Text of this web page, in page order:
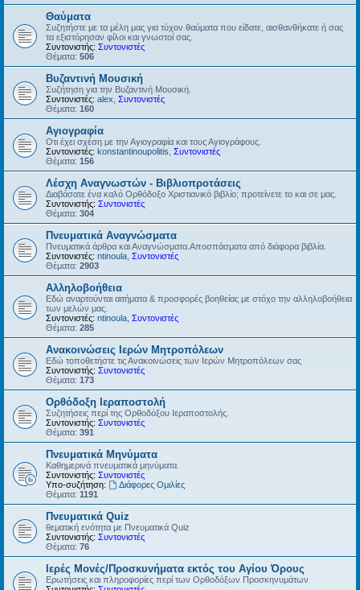
Θαύματα
Συζητήστε με τα μέλη μας για τύχον θαύματα που είδατε, αισθανθήκατε ή σας
τα εξιστόρησαν φίλοι και γνωστοί σας.
Συντονιστής: Συντονιστές
Θέματα: 506
Βυζαντινή Μουσική
Συζήτηση για την Βυζαντινή Μουσική.
Συντονιστές: alex Συντονιστές
Θέματα: 160
Αγιογραφία
Οτι έχει σχέση με την Αγιογραφία και τους Αγιογράφους.
Συντονιστές: konstantinoupolitis Συντονιστές
Θέματα: 156
Λέσχη Αναγνωστών - Βιβλιοπροτάσεις
Διαβάσατε ένα καλό Ορθόδοξο Χριστιανικό βιβλίο; προτείνετε το και σε μας.
Συντονιστής: Συντονιστές
Θέματα: 304
Πνευματικά Αναγνώσματα
Πνευματικά άρθρα και Αναγνώσματα.Αποσπάσματα από διάφορα βιβλία.
Συντονιστές: ntinoula Συντονιστές
Θέματα: 2903
Αλληλοβοήθεια
Εδώ αναρτούνται αιτήματα & προσφορές βοηθείας με στόχο την αλληλοβοήθεια
των μελών μας.
Συντονιστές: ntinoula Συντονιστές
Θέματα: 285
Ανακοινώσεις Ιερών Μητροπόλεων
Εδώ τοποθετήστε τις Ανακοινώσεις των Ιερών Μητροπόλεων σας
Συντονιστής: Συντονιστές
Θέματα: 173
Ορθόδοξη Ιεραποστολή
Συζητήσεις περί της Ορθοδόξου Ιεραποστολής.
Συντονιστής: Συντονιστές
Θέματα: 391
Πνευματικά Μηνύματα
Καθημερινά πνευματικά μηνύματα.
Συντονιστής: Συντονιστές
Υπο-συζήτηση:
Διάφορες Ομιλίες
Θέματα: 1191
Πνευματικά Quiz
θεματική ενότητα με Πνευματικά Quiz
Συντονιστής: Συντονιστές
Θέματα: 76
Ιερές Μονές/Προσκυνήματα εκτός του Αγίου Όρους
Ερωτήσεις και πληροφορίες περί των Ορθοδόξων Προσκηνυμάτων